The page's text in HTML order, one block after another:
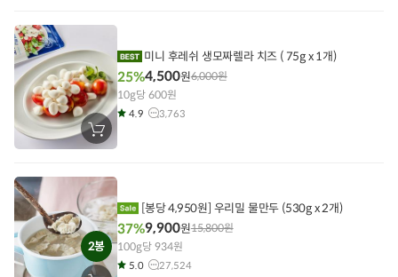
에
기
장
바
에
담
기
미니 후레쉬 생모짜렐라 치즈 ( 75g x 1개)
25%4,500원6,000원
10g당 600원
4.9 3,763
2봉
[봉당 4,950원] 우리밀 물만두 (530g x 2개)
37%9,900원15,800원
100g당 934원
5.0 27,524